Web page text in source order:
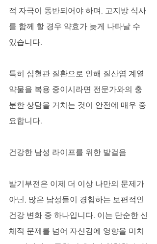
적 자극이 동반되어야 하며, 고지방 식사
를 함께 할 경우 약효가 늦게 나타날 수
있습니다.
특히 심혈관 질환으로 인해 질산염 계열
약물을 복용 중이시라면 전문가와의 충
분한 상담을 거치는 것이 안전에 매우 중
요합니다.
건강한 남성 라이프를 위한 발걸음
발기부전은 이제 더 이상 나만의 문제가
아닌, 많은 남성들이 경험하는 보편적인
건강 변화 중 하나입니다. 이는 단순한 신
체적 문제를 넘어 자신감에 영향을 미치